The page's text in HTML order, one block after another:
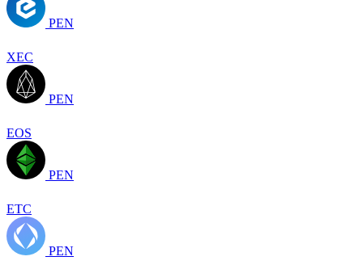
PEN
XEC
PEN
EOS
PEN
ETC
PEN